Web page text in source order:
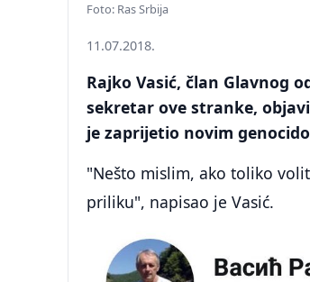
Foto: Ras Srbija
11.07.2018.
Rajko Vasić, član Glavnog
sekretar ove stranke,
je zaprijetio novim
"Nešto mislim, ako toliko
priliku", napisao je Vasić.